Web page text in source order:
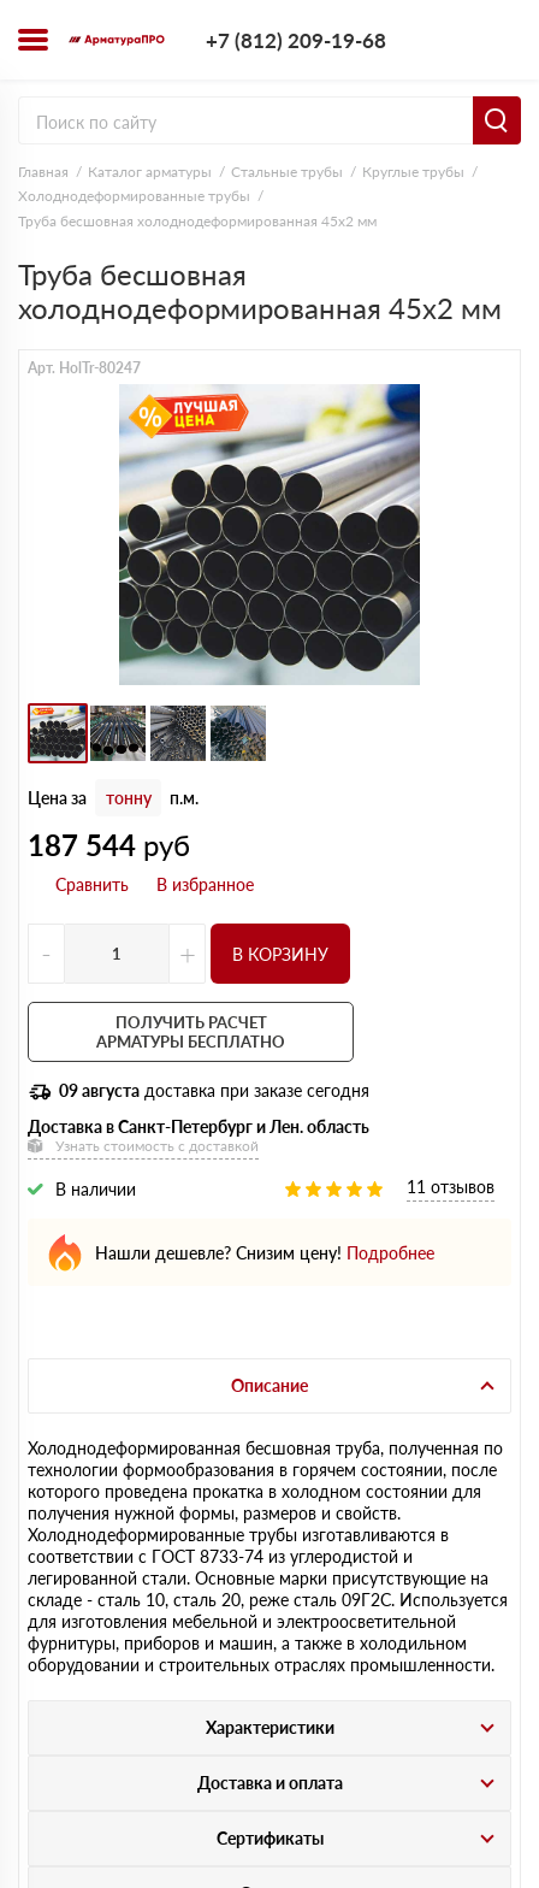
+7 (812) 209-19-68
Главная Каталог арматуры Стальные трубы
Круглые трубы
Холоднодеформированные трубы
Труба бесшовная холоднодеформированная 45х2 мм
Труба бесшовная
холоднодеформированная 45х2 мм
Арт. HolTr-80247
Цена за тонну п.м.
187 544 руб
- + В КОРЗИНУ
ПОЛУЧИТЬ РАСЧЕТ
АРМАТУРЫ БЕСПЛАТНО
09 августа доставка при заказе сегодня
Доставка в Санкт-Петербург и Лен. область
Узнать стоимость с доставкой
В наличии 11 отзывов
Нашли дешевле? Снизим цену! Подробнее
Описание
Холоднодеформированная бесшовная труба, полученная по
технологии формообразования в горячем состоянии, после
которого проведена прокатка в холодном состоянии для
получения нужной формы, размеров и свойств.
Холоднодеформированные трубы изготавливаются в
соответствии с ГОСТ 8733-74 из углеродистой и
легированной стали. Основные марки присутствующие на
складе - сталь 10, сталь 20, реже сталь 09Г2С. Используется
для изготовления мебельной и электроосветительной
фурнитуры, приборов и машин, а также в холодильном
оборудовании и строительных отраслях промышленности.
Характеристики
Доставка и оплата
Сертификаты